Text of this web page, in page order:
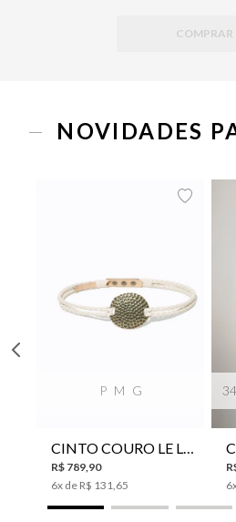
COMPRAR
NOVIDADES
P M G
CINTO COURO LE LIS SUKI FEMININO
R$ 789,90
6x de R$ 131,65
34
6